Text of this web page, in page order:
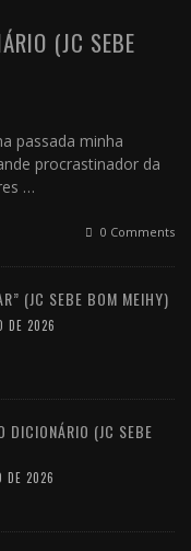
(JC SEBE
passada minha
procrastinador da
…
0 Comments
(JC SEBE BOM MEIHY)
DE 2026
DICIONÁRIO (JC SEBE
DE 2026